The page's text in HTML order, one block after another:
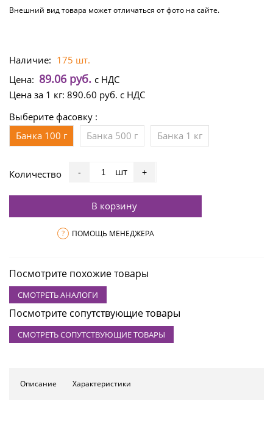
Внешний вид товара может отличаться от фото на сайте.
Наличие: 175 шт.
Цена: 89.06 руб. с НДС
Цена за 1 кг: 890.60 руб. с НДС
Выберите фасовку :
Банка 100 г
Банка 500 г Банка 1 кг
Количество - шт +
В корзину
? ПОМОЩЬ МЕНЕДЖЕРА
Посмотрите похожие товары
СМОТРЕТЬ АНАЛОГИ
Посмотрите сопутствующие товары
СМОТРЕТЬ СОПУТСТВУЮЩИЕ ТОВАРЫ
Описание Характеристики